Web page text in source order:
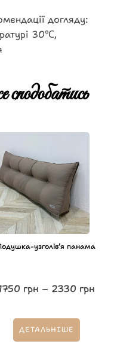
догляду:
30℃,
узголівʼя панама
грн – 2330 грн
ДЕТАЛЬНІШЕ